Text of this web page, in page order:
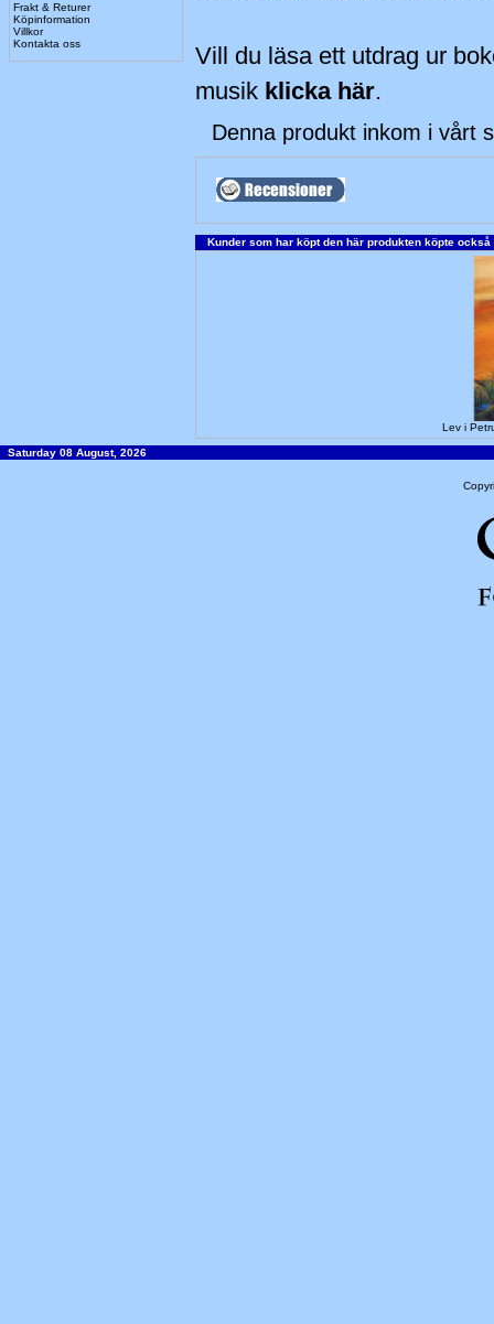
Frakt & Returer
Köpinformation
Villkor
Kontakta oss
Vill du läsa ett utdrag ur
musik klicka här.
Denna produkt inkom i vårt
Kunder som har köpt den här produkten köpte också
Lev i
Saturday 08 August, 2026